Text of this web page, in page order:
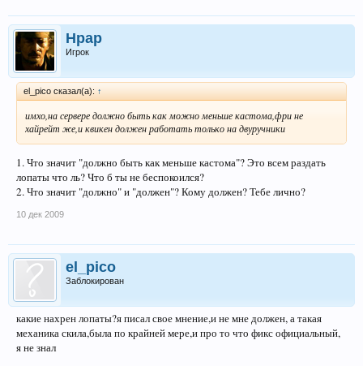
Hpap
Игрок
el_pico сказал(а): ↑
имхо,на сервере должно быть как можно меньше кастома,фри не
хайрейт же,и квикен должен работать только на двуручники
1. Что значит "должно быть как меньше кастома"? Это всем раздать
лопаты что ль? Что б ты не беспокоился?
2. Что значит "должно" и "должен"? Кому должен? Тебе лично?
10 дек 2009
el_pico
Заблокирован
какие нахрен лопаты?я писал свое мнение,и не мне должен, а такая
механика скила,была по крайней мере,и про то что фикс официальный,
я не знал